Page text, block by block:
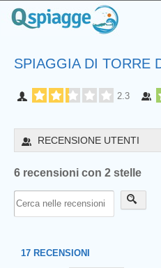
SPIAGGIA DI TORRE
2.3
RECENSIONE UTENTI
6 recensioni con 2 stelle
17 RECENSIONI